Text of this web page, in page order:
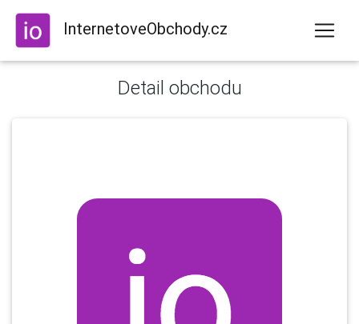
InternetoveObchody.cz
Detail obchodu